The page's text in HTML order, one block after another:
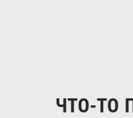
ЧТО-ТО